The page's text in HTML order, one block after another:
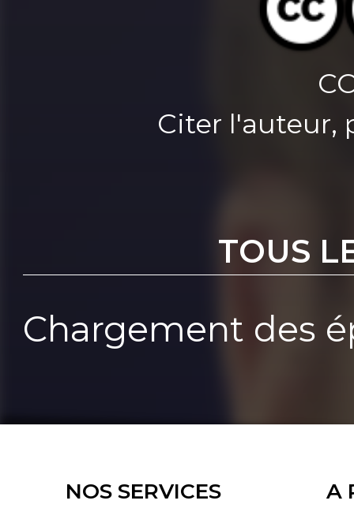
Citer l'auteur,
TOUS
Chargement des
NOS SERVICES A